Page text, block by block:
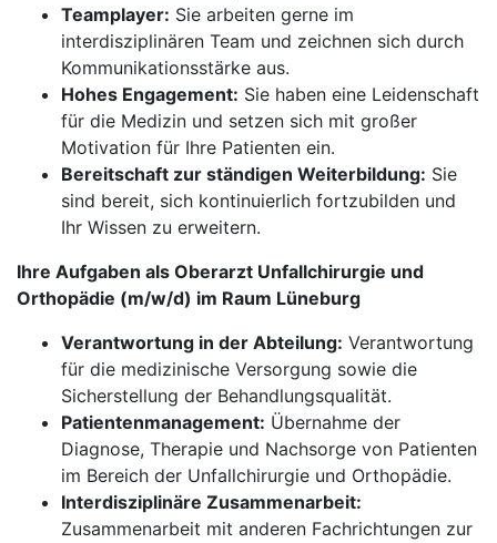
Teamplayer: Sie arbeiten gerne im
interdisziplinären Team und zeichnen sich durch
Kommunikationsstärke aus.
Hohes Engagement: Sie haben eine Leidenschaft
für die Medizin und setzen sich mit großer
Motivation für Ihre Patienten ein.
Bereitschaft zur ständigen Weiterbildung: Sie
sind bereit, sich kontinuierlich fortzubilden und
Ihr Wissen zu erweitern.
Ihre Aufgaben als Oberarzt Unfallchirurgie und
Orthopädie (m/w/d) im Raum Lüneburg
Verantwortung in der Abteilung: Verantwortung
für die medizinische Versorgung sowie die
Sicherstellung der Behandlungsqualität.
Patientenmanagement: Übernahme der
Diagnose, Therapie und Nachsorge von Patienten
im Bereich der Unfallchirurgie und Orthopädie.
Interdisziplinäre Zusammenarbeit:
Zusammenarbeit mit anderen Fachrichtungen zur